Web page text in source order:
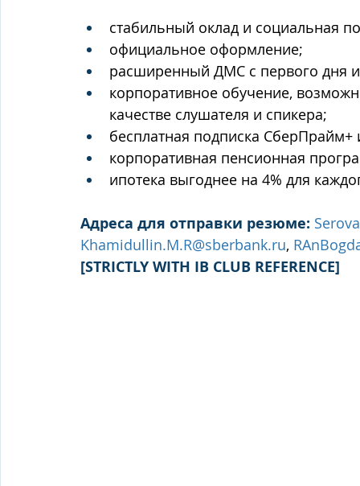
стабильный оклад и социальная
официальное оформление;
расширенный ДМС с первого дня и
корпоративное обучение,
качестве слушателя и спикера;
бесплатная подписка
корпоративная пенсионная
ипотека выгоднее на 4% для
Адреса для отправки резюме:
Khamidullin.M.R@sberbank.ru,
[STRICTLY WITH IB CLUB REFERENCE]